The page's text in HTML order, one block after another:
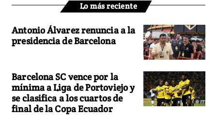
Lo más reciente
Antonio Álvarez renuncia a la
presidencia de Barcelona
Barcelona SC vence por la
mínima a Liga de Portoviejo y
se clasifica a los cuartos de
final de la Copa Ecuador